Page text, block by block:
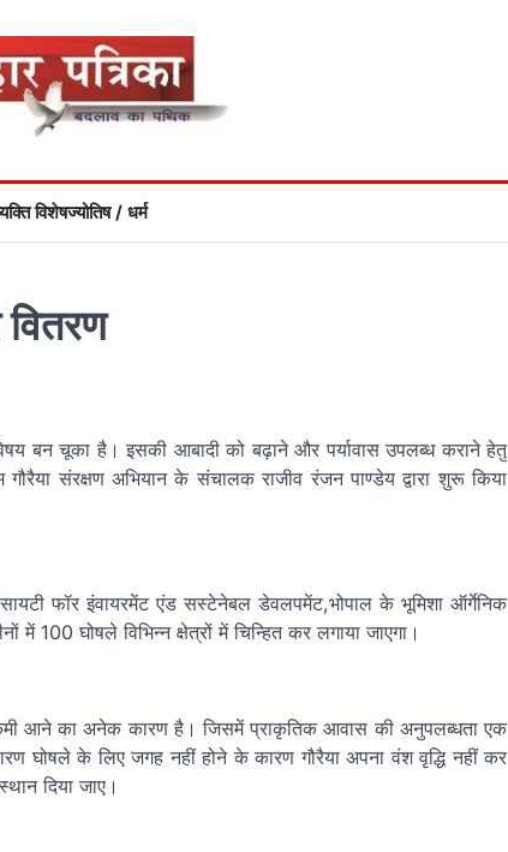
विशेषज्योतिष / धर्म
वितरण
बन चूका है। इसकी आबादी को बढ़ाने और पर्यावास उपलब्ध कराने हेतु
संरक्षण अभियान के संचालक राजीव रंजन पाण्डेय द्वारा शुरू किया
फॉर इंवायरमेंट एंड सस्टेनेबल डेवलपमेंट,भोपाल के भूमिशा ऑर्गेनिक
100 घोषले विभिन्न क्षेत्रों में चिन्हित कर लगाया जाएगा।
कमी आने का अनेक कारण है। जिसमें प्राकृतिक आवास की अनुपलब्धता एक
घोषले के लिए जगह नहीं होने के कारण गौरैया अपना वंश वृद्धि नहीं कर
दिया जाए।